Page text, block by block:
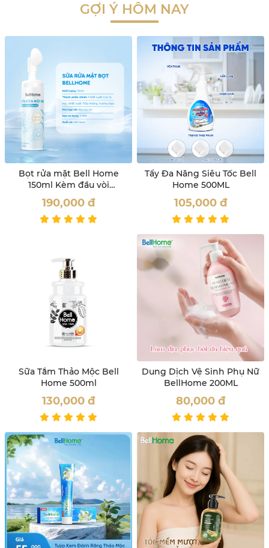
GỢI Ý HÔM NAY
Bọt rửa mặt Bell Home
150ml Kèm đầu vòi
Massage
190,000 đ
Tẩy Đa Năng Siêu Tốc Bell
Home 500ML
105,000 đ
Sữa Tắm Thảo Mộc Bell
Home 500ml
130,000 đ
Dung Dịch Vệ Sinh Phụ Nữ
BellHome 200ML
80,000 đ